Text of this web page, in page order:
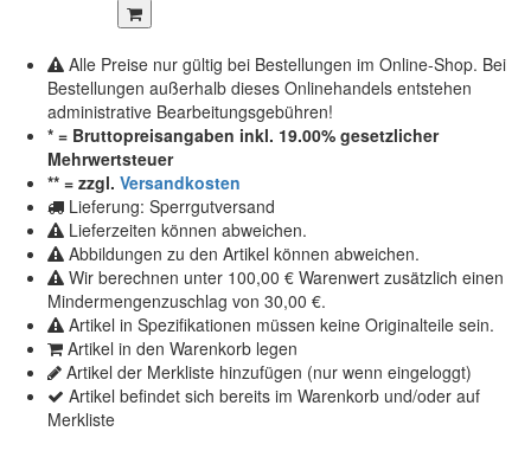
Alle Preise nur gültig bei Bestellungen im Online-Shop. Bei
Bestellungen außerhalb dieses Onlinehandels entstehen
administrative Bearbeitungsgebühren!
* = Bruttopreisangaben inkl. 19.00% gesetzlicher
Mehrwertsteuer
** = zzgl. Versandkosten
Lieferung: Sperrgutversand
Lieferzeiten können abweichen.
Abbildungen zu den Artikel können abweichen.
Wir berechnen unter 100,00 € Warenwert zusätzlich einen
Mindermengenzuschlag von 30,00 €.
Artikel in Spezifikationen müssen keine Originalteile sein.
Artikel in den Warenkorb legen
Artikel der Merkliste hinzufügen (nur wenn eingeloggt)
Artikel befindet sich bereits im Warenkorb und/oder auf
Merkliste